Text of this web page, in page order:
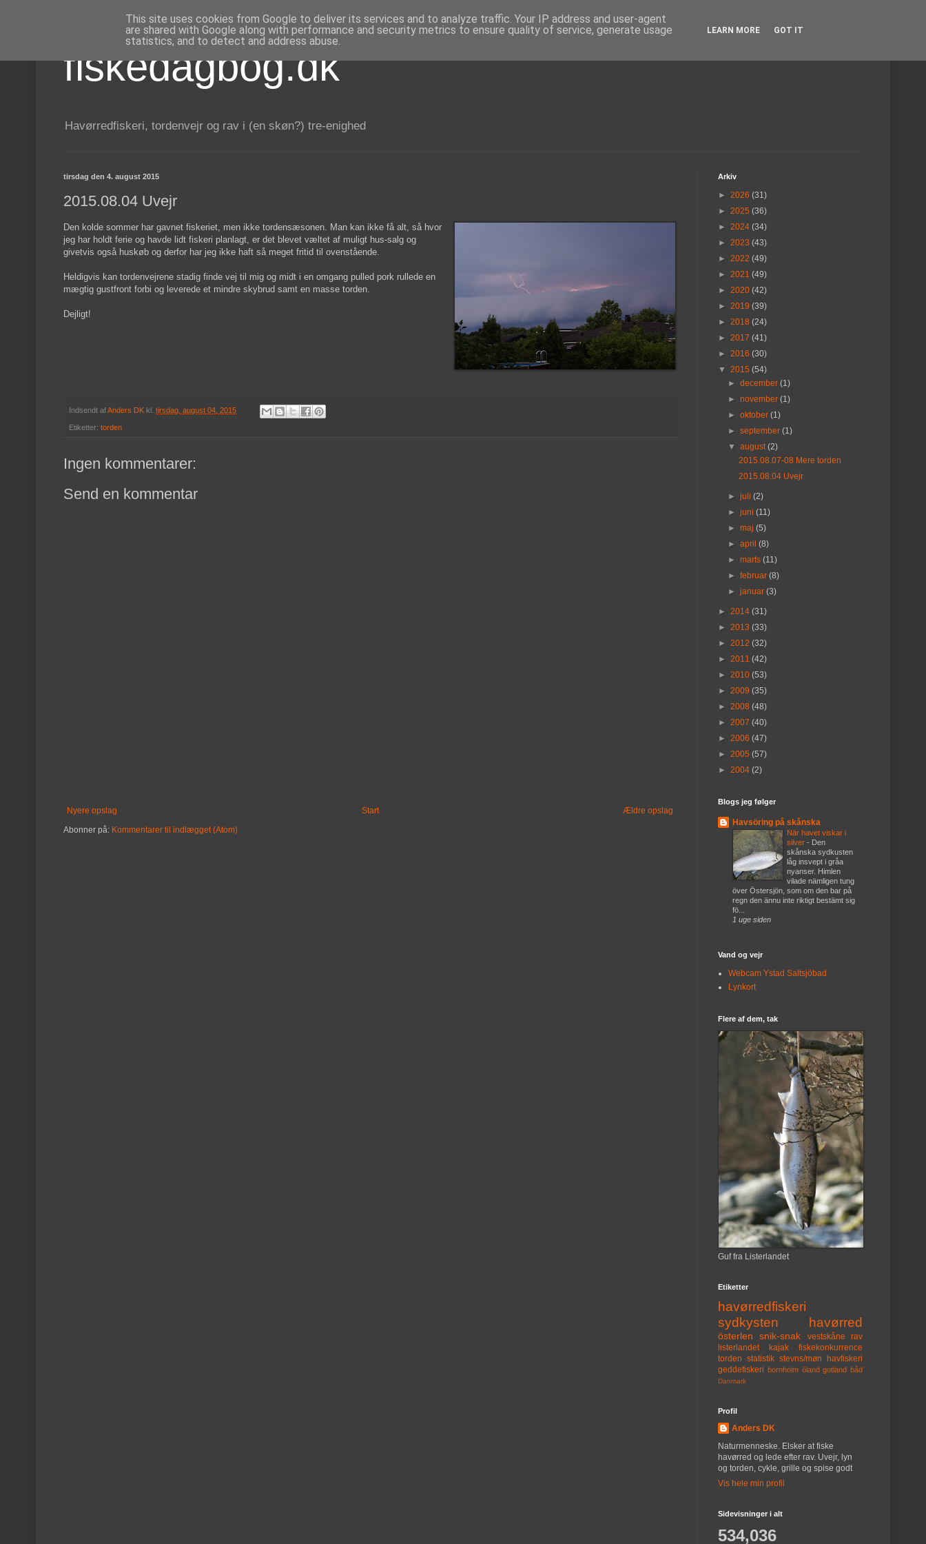
fiskedagbog.dk
Havørredfiskeri, tordenvejr og rav i (en skøn?) tre-enighed
tirsdag den 4. august 2015
2015.08.04 Uvejr
Den kolde sommer har gavnet fiskeriet, men ikke tordensæsonen. Man kan ikke få alt, så hvor
jeg har holdt ferie og havde lidt fiskeri planlagt, er det blevet væltet af muligt hus-salg og
givetvis også huskøb og derfor har jeg ikke haft så meget fritid til ovenstående.
Heldigvis kan tordenvejrene stadig finde vej til mig og midt i en omgang pulled pork rullede en
mægtig gustfront forbi og leverede et mindre skybrud samt en masse torden.
Dejligt!
Indsendt afAnders DK kl. tirsdag, august 04, 2015
Etiketter: torden
Ingen kommentarer:
Send en kommentar
Nyere opslag Ældre opslag
Start
Abonner på: Kommentarer til indlægget (Atom)
Arkiv
► 2026 (31)
► 2025 (36)
► 2024 (34)
► 2023 (43)
► 2022 (49)
► 2021 (49)
► 2020 (42)
► 2019 (39)
► 2018 (24)
► 2017 (41)
► 2016 (30)
▼ 2015 (54)
►december(1)
►november(1)
►oktober(1)
►september(1)
▼august(2)
2015.08.07-08 Mere torden
2015.08.04 Uvejr
►juli(2)
►juni(11)
►maj(5)
►april(8)
►marts(11)
►februar(8)
►januar(3)
► 2014 (31)
► 2013 (33)
► 2012 (32)
► 2011 (42)
► 2010 (53)
► 2009 (35)
► 2008 (48)
► 2007 (40)
► 2006 (47)
► 2005 (57)
► 2004 (2)
Blogs jeg følger
Havsöring på skånska
När havet viskar i
silver - Den
skånska sydkusten
låg insvept i gråa
nyanser. Himlen
vilade nämligen tung
över Östersjön, som om den bar på
regn den ännu inte riktigt bestämt sig
fö...
1 uge siden
Vand og vejr
Webcam Ystad Saltsjöbad
Lynkort
Flere af dem, tak
Guf fra Listerlandet
Etiketter
havørredfiskeri
sydkysten
havørred
österlen snik-snak vestskåne
rav
listerlandet
kajak
fiskekonkurrence
torden statistik stevns/møn
havfiskeri
geddefiskeri bornholm öland gotland båd
Danmark
Profil
Anders DK
Naturmenneske. Elsker at fiske
havørred og lede efter rav. Uvejr, lyn
og torden, cykle, grille og spise godt
Vis hele min profil
Sidevisninger i alt
534,036
This site uses cookies from Google to deliver its services and to analyze traffic. Your IP address and user-agent
are shared with Google along with performance and security metrics to ensure quality of service, generate usage
statistics, and to detect and address abuse.
LEARN MORE GOT IT